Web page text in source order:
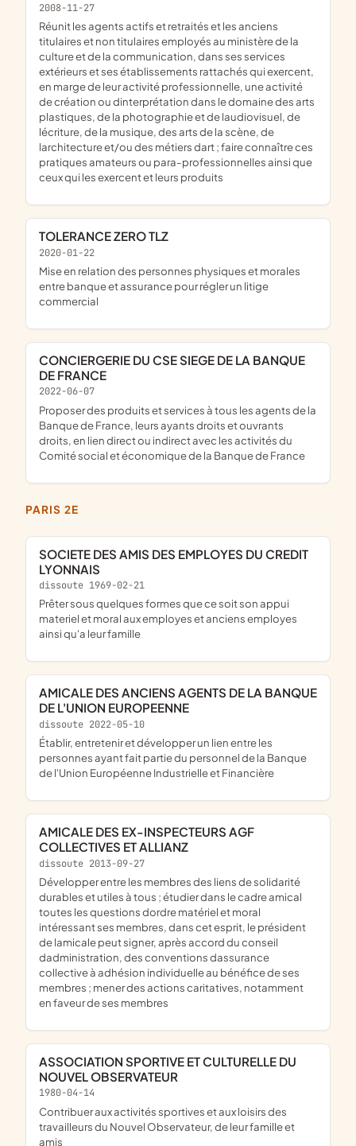
2008-11-27
réunit les agents actifs et retraités et les anciens
titulaires et non titulaires employés au ministère de la
culture et de la communication, dans ses services
extérieurs et ses établissements rattachés qui exercent,
en marge de leur activité professionnelle, une activité
de création ou dinterprétation dans le domaine des arts
plastiques, de la photographie et de laudiovisuel, de
lécriture, de la musique, des arts de la scène, de
larchitecture et/ou des métiers dart ; faire connaître ces
pratiques amateurs ou para-professionnelles ainsi que
ceux qui les exercent et leurs produits
TOLERANCE ZERO TLZ
2020-01-22
mise en relation des personnes physiques et morales
entre banque et assurance pour régler un litige
commercial
CONCIERGERIE DU CSE SIEGE DE LA BANQUE
DE FRANCE
2022-06-07
proposer des produits et services à tous les agents de la
Banque de France, leurs ayants droits et ouvrants
droits, en lien direct ou indirect avec les activités du
Comité social et économique de la Banque de France
PARIS 2E
SOCIETE DES AMIS DES EMPLOYES DU CREDIT
LYONNAIS
dissoute 1969-02-21
prêter sous quelques formes que ce soit son appui
materiel et moral aux employes et anciens employes
ainsi qu'a leur famille
AMICALE DES ANCIENS AGENTS DE LA BANQUE
DE L'UNION EUROPEENNE
dissoute 2022-05-10
établir, entretenir et développer un lien entre les
personnes ayant fait partie du personnel de la Banque
de l'Union Européenne Industrielle et Financière
AMICALE DES EX-INSPECTEURS AGF
COLLECTIVES ET ALLIANZ
dissoute 2013-09-27
développer entre les membres des liens de solidarité
durables et utiles à tous ; étudier dans le cadre amical
toutes les questions dordre matériel et moral
intéressant ses membres, dans cet esprit, le président
de lamicale peut signer, après accord du conseil
dadministration, des conventions dassurance
collective à adhésion individuelle au bénéfice de ses
membres ; mener des actions caritatives, notamment
en faveur de ses membres
ASSOCIATION SPORTIVE ET CULTURELLE DU
NOUVEL OBSERVATEUR
1980-04-14
contribuer aux activités sportives et aux loisirs des
travailleurs du Nouvel Observateur, de leur famille et
amis